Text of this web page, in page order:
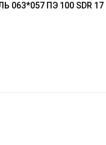
063*057 ПЭ 100 SDR 17